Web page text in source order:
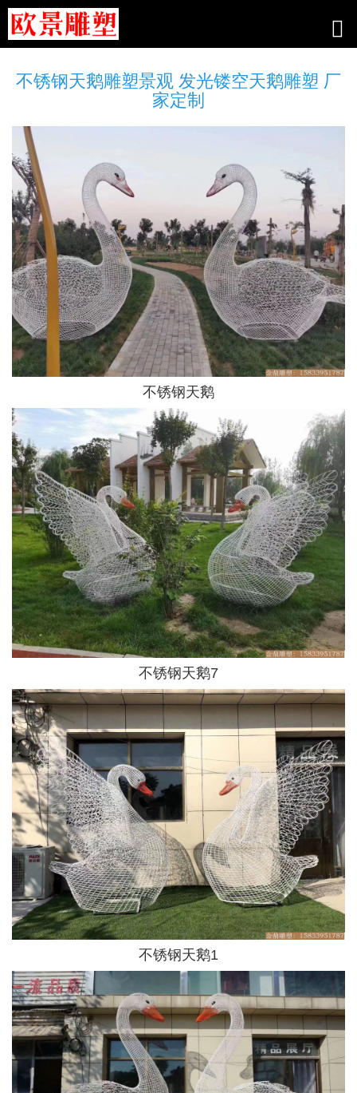
不锈钢天鹅雕塑景观 发光镂空天鹅雕塑 厂
家定制
不锈钢天鹅
不锈钢天鹅7
不锈钢天鹅1